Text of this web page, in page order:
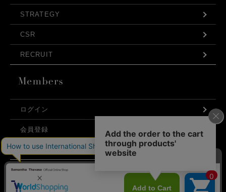
STRATEGY
CSR
RECRUIT
ログイン
会員登録
利用規約
お問い合わせ
プライバシーポリシー
弊社はCookieを利用し、Webの利便性向上に努め